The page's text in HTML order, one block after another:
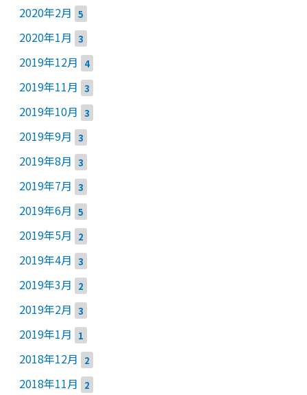
2020年2月 5
2020年1月 3
2019年12月 4
2019年11月 3
2019年10月 3
2019年9月 3
2019年8月 3
2019年7月 3
2019年6月 5
2019年5月 2
2019年4月 3
2019年3月 2
2019年2月 3
2019年1月 1
2018年12月 2
2018年11月 2